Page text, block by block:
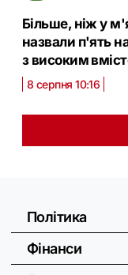
Більше, ніж у
назвали п'ять
з високим
8 серпня 10:16
Політика
Фінанси